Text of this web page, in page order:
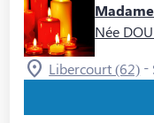
Née
Libercourt (62) -